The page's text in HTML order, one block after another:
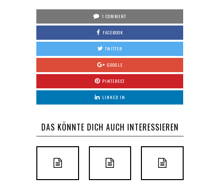
1 COMMENT
FACEBOOK
TWITTER
GOOGLE
PINTEREST
LINKED IN
DAS KÖNNTE DICH AUCH INTERESSIEREN